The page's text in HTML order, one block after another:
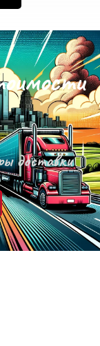
оимости
доставки